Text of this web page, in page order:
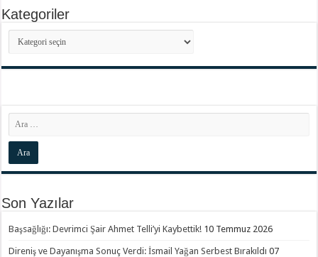
Kategoriler
Kategoriler
Son Yazılar
Başsağlığı: Devrimci Şair Ahmet Telli’yi Kaybettik! 10 Temmuz 2026
Direniş ve Dayanışma Sonuç Verdi: İsmail Yağan Serbest Bırakıldı 07